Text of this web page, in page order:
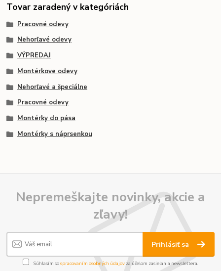
Tovar zaradený v kategóriách
Pracovné odevy
Nehorľavé odevy
VÝPREDAJ
Montérkove odevy
Nehorľavé a špeciálne
Pracovné odevy
Montérky do pása
Montérky s náprsenkou
Nepremeškajte novinky, akcie a
zľavy!
Prihlásiť sa
Súhlasím sospracovaním osobných údajov za účelom zasielania newslettera.